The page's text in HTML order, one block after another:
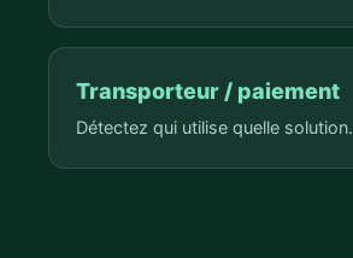
Transporteur / paiement
Détectez qui utilise quelle solution.